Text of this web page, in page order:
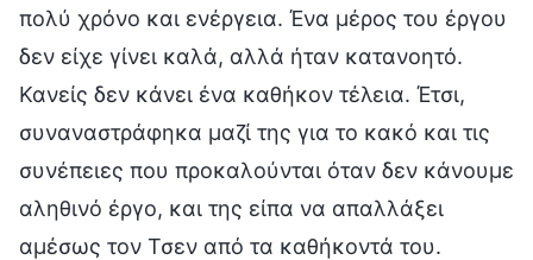
πολύ χρόνο και ενέργεια. Ένα μέρος του έργου
δεν είχε γίνει καλά, αλλά ήταν κατανοητό.
Κανείς δεν κάνει ένα καθήκον τέλεια. Έτσι,
συναναστράφηκα μαζί της για το κακό και τις
συνέπειες που προκαλούνται όταν δεν κάνουμε
αληθινό έργο, και της είπα να απαλλάξει
αμέσως τον Τσεν από τα καθήκοντά του.